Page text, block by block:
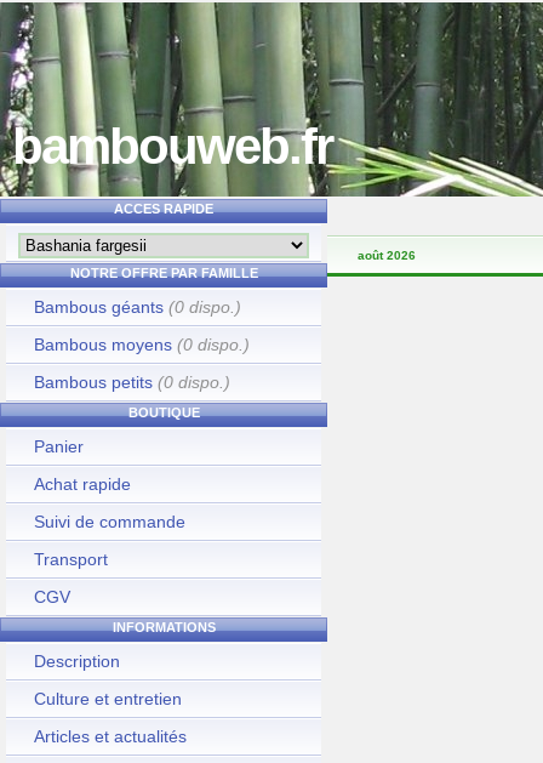
bambouweb.fr
ACCES RAPIDE
NOTRE OFFRE PAR FAMILLE
Bambous géants (0 dispo.)
Bambous moyens (0 dispo.)
Bambous petits (0 dispo.)
BOUTIQUE
Panier
Achat rapide
Suivi de commande
Transport
CGV
INFORMATIONS
Description
Culture et entretien
Articles et actualités
août 2026